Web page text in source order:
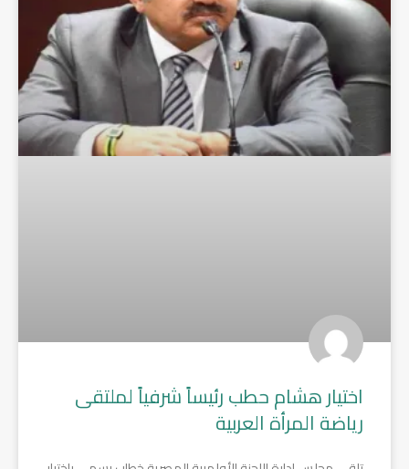
اختيار هشام حطب رئيساً شرفياً لملتقى
رياضة المرأة العربية